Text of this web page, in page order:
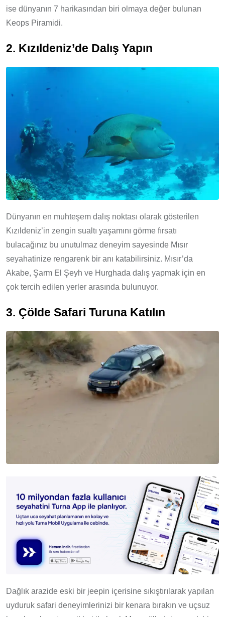
ise dünyanın 7 harikasından biri olmaya değer bulunan
Keops Piramidi.
2. Kızıldeniz’de Dalış Yapın
Dünyanın en muhteşem dalış noktası olarak gösterilen
Kızıldeniz’in zengin sualtı yaşamını görme fırsatı
bulacağınız bu unutulmaz deneyim sayesinde Mısır
seyahatinize rengarenk bir anı katabilirsiniz. Mısır’da
Akabe, Şarm El Şeyh ve Hurghada dalış yapmak için en
çok tercih edilen yerler arasında bulunuyor.
3. Çölde Safari Turuna Katılın
Dağlık arazide eski bir jeepin içerisine sıkıştırılarak yapılan
uyduruk safari deneyimlerinizi bir kenara bırakın ve uçsuz